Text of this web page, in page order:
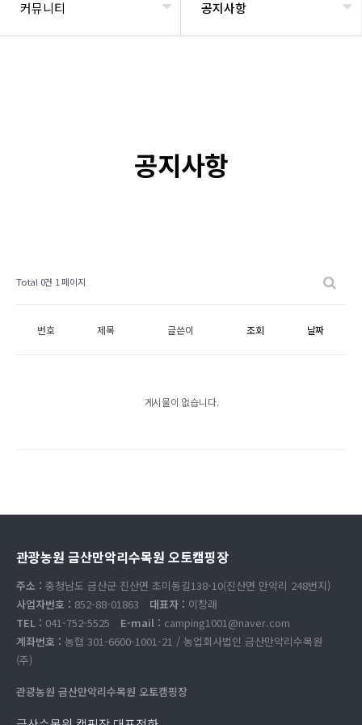
커뮤니티 공지사항
공지사항
Total 0건 1 페이지
번호 제목 글쓴이 조회 날짜
게시물이 없습니다.
관광농원 금산만악리수목원 오토캠핑장
주소 : 충청남도 금산군 진산면 초미동길138-10(진산면 만악리 248번지)
사업자번호 : 852-88-01863 대표자 : 이창래
TEL : 041-752-5525 E-mail : camping1001@naver.com
계좌번호 : 농협 301-6600-1001-21 / 농업회사법인 금산만악리수목원
(주)
관광농원 금산만악리수목원 오토캠핑장